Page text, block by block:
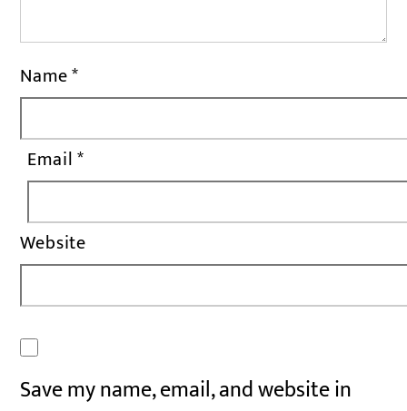
Name*
Email*
Website
Save my name, email, and website in